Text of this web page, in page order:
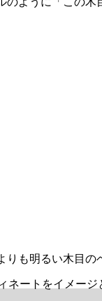
も明るい木目
ートをイメー